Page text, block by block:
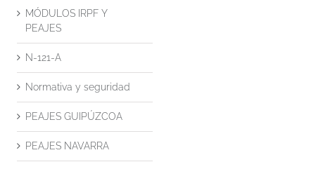
MÓDULOS IRPF Y
PEAJES
N-121-A
Normativa y seguridad
PEAJES GUIPÚZCOA
PEAJES NAVARRA